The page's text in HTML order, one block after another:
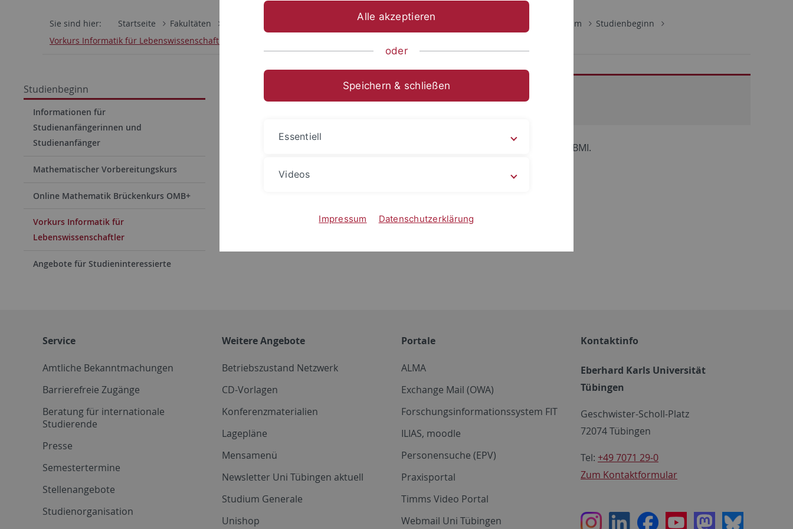
Sie sind hier: Startseite Fakultäten Mathematisch-Naturwissenschaftliche Fakultät Fachbereiche Studium
Studienbeginn
Vorkurs Informatik für Lebenswissenschaftler
Studienbeginn
Informationen für
Studienanfängerinnen und
Studienanfänger
Mathematischer Vorbereitungskurs
Online Mathematik Brückenkurs OMB+
Vorkurs Informatik für
Lebenswissenschaftler
Angebote für Studieninteressierte
Vorkurs Informatik für Lebenswissenschaftler
des IBMI.
Service
Amtliche Bekanntmachungen
Barrierefreie Zugänge
Beratung für internationale
Studierende
Presse
Semestertermine
Stellenangebote
Studienorganisation
Weitere Angebote
Betriebszustand Netzwerk
CD-Vorlagen
Konferenzmaterialien
Lagepläne
Mensamenü
Newsletter Uni Tübingen aktuell
Studium Generale
Unishop
Portale
ALMA
Exchange Mail (OWA)
Forschungsinformationssystem FIT
ILIAS, moodle
Personensuche (EPV)
Praxisportal
Timms Video Portal
Webmail Uni Tübingen
Kontaktinfo
Eberhard Karls Universität
Tübingen
Geschwister-Scholl-Platz
72074 Tübingen
Tel: +49 7071 29-0
Zum Kontaktformular
InstagramLinkedInFacebookYoutubeMastodon
Bluesky
Alle akzeptieren
oder
Speichern & schließen
Essentiell
Videos
Impressum Datenschutzerklärung